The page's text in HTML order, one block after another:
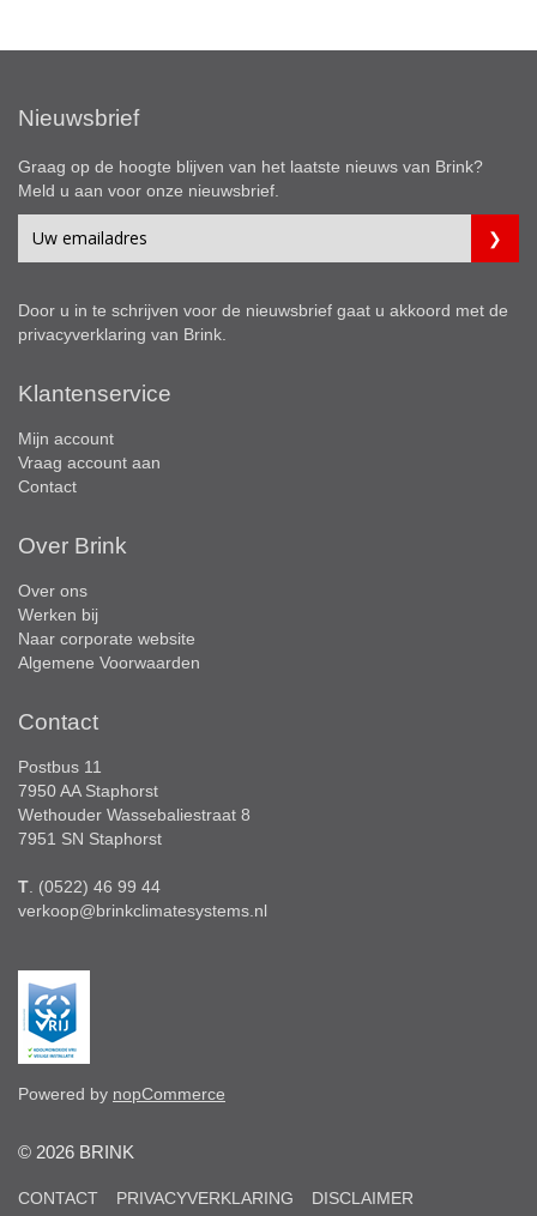
Nieuwsbrief
Graag op de hoogte blijven van het laatste nieuws van Brink?
Meld u aan voor onze nieuwsbrief.
Door u in te schrijven voor de nieuwsbrief gaat u akkoord met de
privacyverklaring van Brink.
Klantenservice
Mijn account
Vraag account aan
Contact
Over Brink
Over ons
Werken bij
Naar corporate website
Algemene Voorwaarden
Contact
Postbus 11
7950 AA Staphorst
Wethouder Wassebaliestraat 8
7951 SN Staphorst
T . (0522) 46 99 44
verkoop@brinkclimatesystems.nl
Powered by nopCommerce
© 2026 BRINK
CONTACT PRIVACYVERKLARING DISCLAIMER